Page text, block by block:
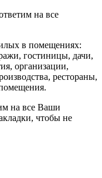
на все
в помещениях:
гостиницы, дачи,
организации,
рестораны,
на все Ваши
чтобы не